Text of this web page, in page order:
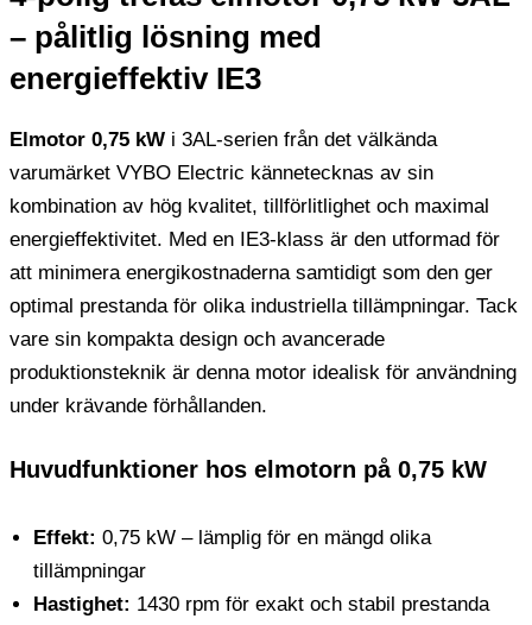
– pålitlig lösning med
energieffektiv IE3
Elmotor 0,75 kW i 3AL-serien från det välkända
varumärket VYBO Electric kännetecknas av sin
kombination av hög kvalitet, tillförlitlighet och maximal
energieffektivitet. Med en IE3-klass är den utformad för
att minimera energikostnaderna samtidigt som den ger
optimal prestanda för olika industriella tillämpningar. Tack
vare sin kompakta design och avancerade
produktionsteknik är denna motor idealisk för användning
under krävande förhållanden.
Huvudfunktioner hos elmotorn på 0,75 kW
Effekt: 0,75 kW – lämplig för en mängd olika
tillämpningar
Hastighet: 1430 rpm för exakt och stabil prestanda